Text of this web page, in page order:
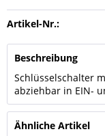
Artikel-Nr.:
Beschreibung
Schlüsselschalter
abziehbar in EIN-
Ähnliche Artikel